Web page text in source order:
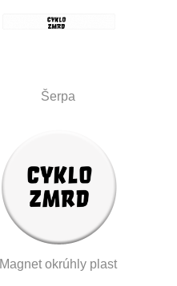
Šerpa
Magnet okrúhly plast